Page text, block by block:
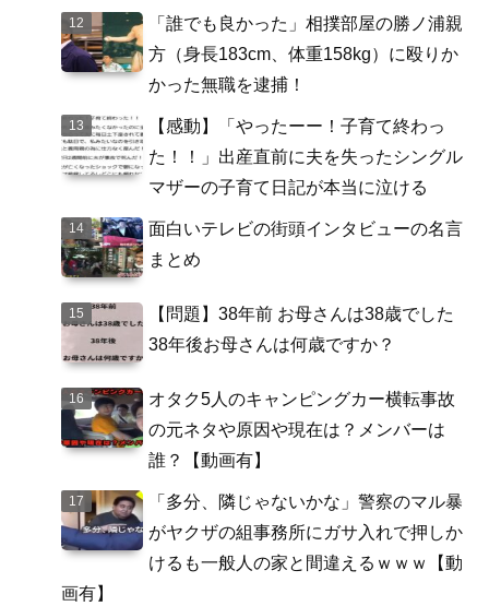
「誰でも良かった」相撲部屋の勝ノ浦親
方（身長183cm、体重158kg）に殴りか
かった無職を逮捕！
【感動】「やったーー！子育て終わっ
た！！」出産直前に夫を失ったシングル
マザーの子育て日記が本当に泣ける
面白いテレビの街頭インタビューの名言
まとめ
【問題】38年前 お母さんは38歳でした
38年後お母さんは何歳ですか？
オタク5人のキャンピングカー横転事故
の元ネタや原因や現在は？メンバーは
誰？【動画有】
「多分、隣じゃないかな」警察のマル暴
がヤクザの組事務所にガサ入れで押しか
けるも一般人の家と間違えるｗｗｗ【動
画有】